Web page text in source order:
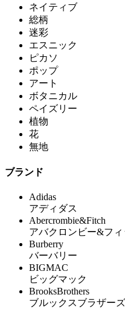
ネイティブ
総柄
迷彩
エスニック
ピカソ
ポップ
アート
ボタニカル
ペイズリー
植物
花
無地
ブランド
Adidas
アディダス
Abercrombie&Fitch
アバクロンビー&フィ
Burberry
バーバリー
BIGMAC
ビッグマック
BrooksBrothers
ブルックスブラザーズ